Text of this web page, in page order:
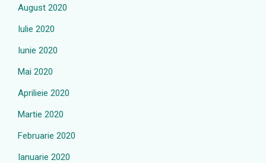
August 2020
Iulie 2020
Iunie 2020
Mai 2020
Aprilieie 2020
Martie 2020
Februarie 2020
Ianuarie 2020